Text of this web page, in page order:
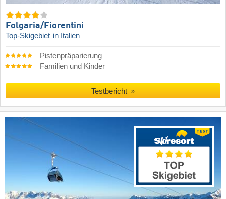
Folgaria/​Fiorentini
Top-Skigebiet in Italien
Pistenpräparierung
Familien und Kinder
Testbericht